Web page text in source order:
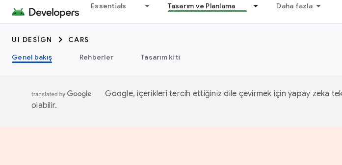
Essentials Tasarım ve Planlama Daha fazla
UI DESIGN
CARS
Genel bakış
Rehberler Tasarım kiti
Google, içerikleri tercih ettiğiniz dile çevirmek için yapay zeka
olabilir.